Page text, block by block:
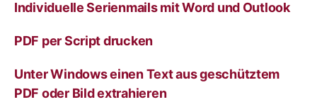
Individuelle Serienmails mit Word und Outlook
PDF per Script drucken
Unter Windows einen Text aus geschütztem
PDF oder Bild extrahieren